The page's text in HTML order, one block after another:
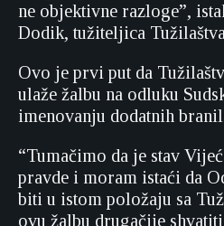
ne objektivne razloge”,
Dodik, tužiteljica
Ovo je prvi put da
ulaže žalbu na odluku
imenovanju dodatnih
“Tumačimo da je stav
pravde i moram istaći da
biti u istom položaju sa
ovu žalbu drugačije